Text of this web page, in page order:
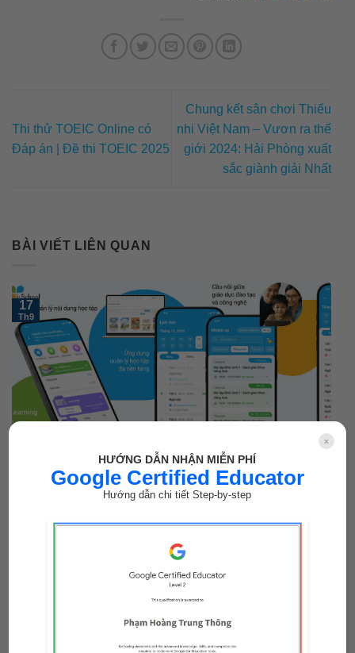
Thi thử TOEIC Online có
Đáp án | Đề thi TOEIC 2025
Chung kết sân chơi Thiếu
nhi Việt Nam – Vươn ra thế
giới 2024: Hải Phòng xuất
sắc giành giải Nhất
BÀI VIẾT LIÊN QUAN
Phần mềm giáo dục được Sở GDĐT TP.HCM phê duyệt 2025
[Mới nhất]
17
Th9
HƯỚNG DẪN NHẬN MIỄN PHÍ
Google Certified Educator
Hướng dẫn chi tiết Step-by-step
x